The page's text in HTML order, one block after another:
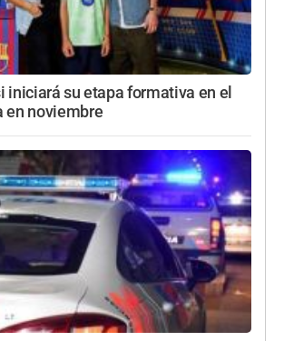
iniciará su etapa formativa en el
en noviembre